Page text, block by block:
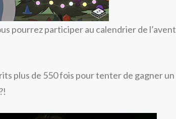
pourrez participer au calendrier de l’avent
plus de 550 fois pour tenter de gagner un